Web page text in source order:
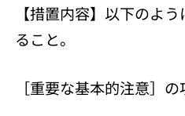
【措置内容】以下のよ
ること。
［重要な基本的注意］の